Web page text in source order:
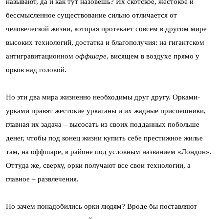
бессмысленное существование сильно отличается от
человеческой жизни, которая протекает совсем в другом мире
высоких технологий, достатка и благополучия: на гигантском
антигравитационном оффшаре, висящем в воздухе прямо у
орков над головой.
Но эти два мира жизненно необходимы друг другу. Орками-
урками правят жестокие уркаганы и их жадные приспешники,
главная их задача – высосать из своих подданных побольше
денег, чтобы под конец жизни купить себе престижное жилье
там, на оффшаре, в районе под условным названием «Лондон».
Оттуда же, сверху, орки получают все свои технологии, а
главное – развлечения.
Но зачем понадобились орки людям? Вроде бы поставляют